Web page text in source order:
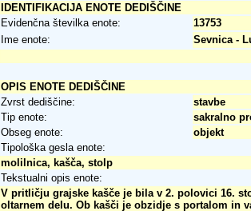
IDENTIFIKACIJA ENOTE DEDIŠČINE
Evidenčna številka enote:
13753
Ime enote:
Sevnica -
OPIS ENOTE DEDIŠČINE
Zvrst dediščine:
stavbe
Tip enote:
sakralno
Obseg enote:
objekt
Tipološka gesla enote:
molilnica, kašča, stolp
Tekstualni opis enote:
V pritličju grajske kašče je bila v 2. polovici 16.
oltarnem delu. Ob kašči je obzidje s portalom in